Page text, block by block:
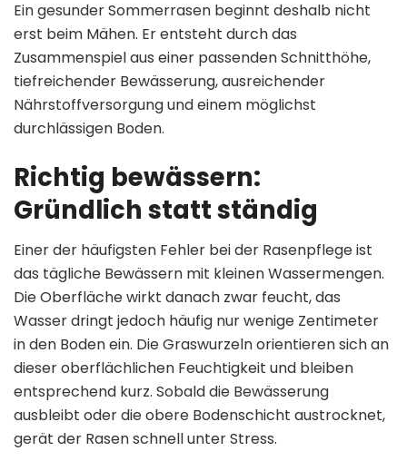
Ein gesunder Sommerrasen beginnt deshalb nicht
erst beim Mähen. Er entsteht durch das
Zusammenspiel aus einer passenden Schnitthöhe,
tiefreichender Bewässerung, ausreichender
Nährstoffversorgung und einem möglichst
durchlässigen Boden.
Richtig bewässern:
Gründlich statt ständig
Einer der häufigsten Fehler bei der Rasenpflege ist
das tägliche Bewässern mit kleinen Wassermengen.
Die Oberfläche wirkt danach zwar feucht, das
Wasser dringt jedoch häufig nur wenige Zentimeter
in den Boden ein. Die Graswurzeln orientieren sich an
dieser oberflächlichen Feuchtigkeit und bleiben
entsprechend kurz. Sobald die Bewässerung
ausbleibt oder die obere Bodenschicht austrocknet,
gerät der Rasen schnell unter Stress.